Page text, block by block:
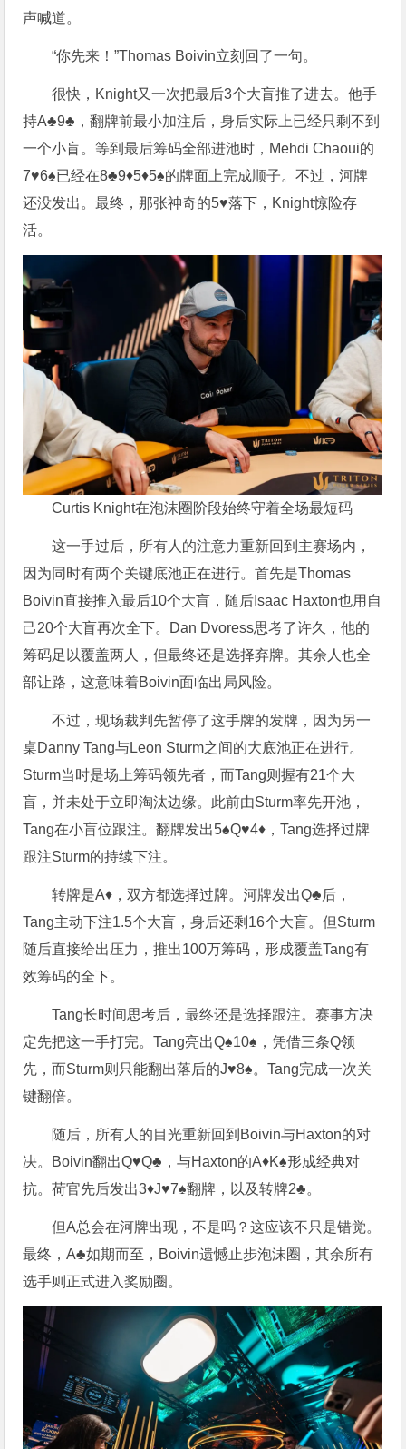
声喊道。
“你先来！”Thomas Boivin立刻回了一句。
很快，Knight又一次把最后3个大盲推了进去。他手
持A♣9♣，翻牌前最小加注后，身后实际上已经只剩不到
一个小盲。等到最后筹码全部进池时，Mehdi Chaoui的
7♥6♠已经在8♣9♦5♦5♠的牌面上完成顺子。不过，河牌
还没发出。最终，那张神奇的5♥落下，Knight惊险存
活。
Curtis Knight在泡沫圈阶段始终守着全场最短码
这一手过后，所有人的注意力重新回到主赛场内，
因为同时有两个关键底池正在进行。首先是Thomas
Boivin直接推入最后10个大盲，随后Isaac Haxton也用自
己20个大盲再次全下。Dan Dvoress思考了许久，他的
筹码足以覆盖两人，但最终还是选择弃牌。其余人也全
部让路，这意味着Boivin面临出局风险。
不过，现场裁判先暂停了这手牌的发牌，因为另一
桌Danny Tang与Leon Sturm之间的大底池正在进行。
Sturm当时是场上筹码领先者，而Tang则握有21个大
盲，并未处于立即淘汰边缘。此前由Sturm率先开池，
Tang在小盲位跟注。翻牌发出5♠Q♥4♦，Tang选择过牌
跟注Sturm的持续下注。
转牌是A♦，双方都选择过牌。河牌发出Q♣后，
Tang主动下注1.5个大盲，身后还剩16个大盲。但Sturm
随后直接给出压力，推出100万筹码，形成覆盖Tang有
效筹码的全下。
Tang长时间思考后，最终还是选择跟注。赛事方决
定先把这一手打完。Tang亮出Q♠10♠，凭借三条Q领
先，而Sturm则只能翻出落后的J♥8♠。Tang完成一次关
键翻倍。
随后，所有人的目光重新回到Boivin与Haxton的对
决。Boivin翻出Q♥Q♣，与Haxton的A♦K♠形成经典对
抗。荷官先后发出3♦J♥7♠翻牌，以及转牌2♣。
但A总会在河牌出现，不是吗？这应该不只是错觉。
最终，A♣如期而至，Boivin遗憾止步泡沫圈，其余所有
选手则正式进入奖励圈。